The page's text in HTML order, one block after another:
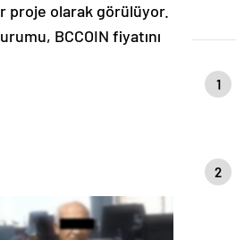
proje olarak görülüyor.
BCCOIN fiyatını
1
2